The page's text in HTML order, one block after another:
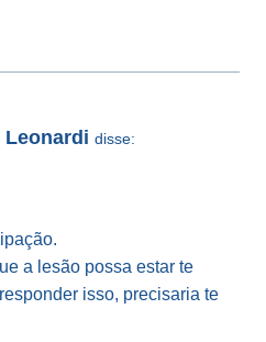
Leonardi disse:
a lesão possa estar te
isso, precisaria te